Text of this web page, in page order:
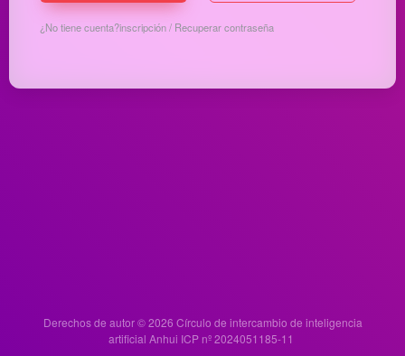
¿No tiene cuenta?inscripción/ Recuperar contraseña
Derechos de autor © 2026 Círculo de intercambio de inteligencia
artificial Anhui ICP nº 2024051185-11